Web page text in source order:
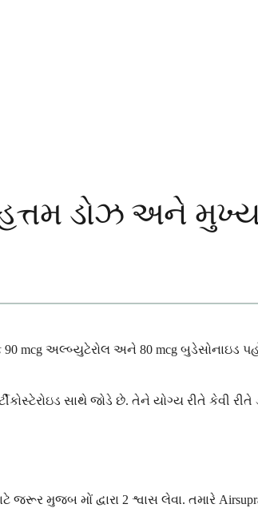
ડોઝ અને
mcg અલ્બ્યુટેરોલ અને 80 mcg બુડેસોનાઇડ
સાથે જોડે છે. તેને યોગ્ય રીતે કેવી
મુજબ મોં દ્વારા 2 શ્વાસ લેવા. તમારે